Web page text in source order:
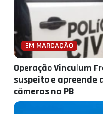
EM MARCAÇÃO
Operação Vinculum
suspeito e apreende
câmeras na PB